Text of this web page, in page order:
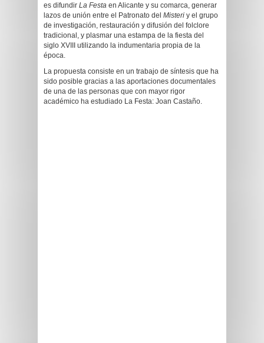
es difundir La Festa en Alicante y su comarca, generar
lazos de unión entre el Patronato del Misteri y el grupo
de investigación, restauración y difusión del folclore
tradicional, y plasmar una estampa de la fiesta del
siglo XVIII utilizando la indumentaria propia de la
época.
La propuesta consiste en un trabajo de síntesis que ha
sido posible gracias a las aportaciones documentales
de una de las personas que con mayor rigor
académico ha estudiado La Festa: Joan Castaño.